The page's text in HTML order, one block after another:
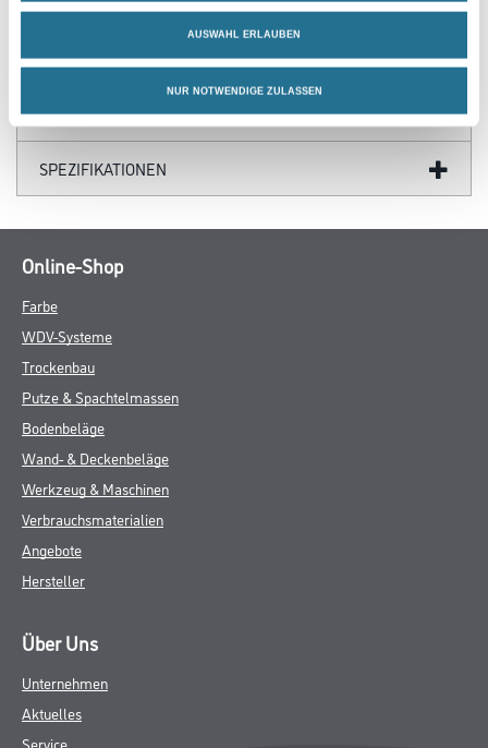
AUSWAHL ERLAUBEN
NUR NOTWENDIGE ZULASSEN
ZUSATZINFOS
GEFAHRENHINWEISE
SPEZIFIKATIONEN
Online-Shop
Farbe
WDV-Systeme
Trockenbau
Putze & Spachtelmassen
Bodenbeläge
Wand- & Deckenbeläge
Werkzeug & Maschinen
Verbrauchsmaterialien
Angebote
Hersteller
Über Uns
Unternehmen
Aktuelles
Service